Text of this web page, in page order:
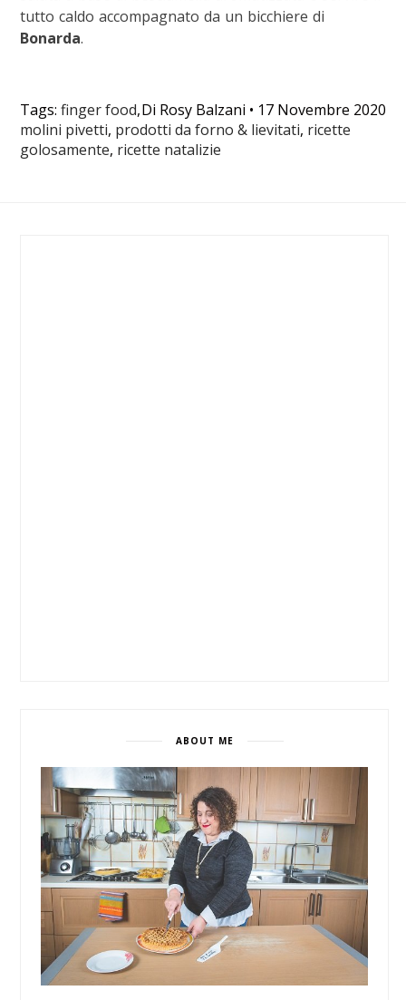
tutto caldo accompagnato da un bicchiere di
Bonarda.
Di Rosy Balzani • 17 Novembre 2020
Tags:finger food,
molini pivetti, prodotti da forno & lievitati, ricette
golosamente, ricette natalizie
ABOUT ME